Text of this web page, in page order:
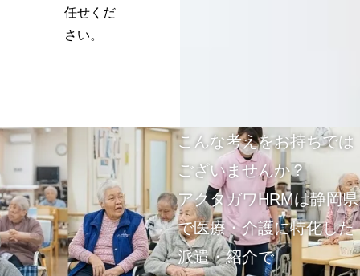
任せくだ
さい。
こんな考えをお持ちでは
ございませんか？
アクタガワHRMは静岡県
で医療・介護に特化した
派遣・紹介で